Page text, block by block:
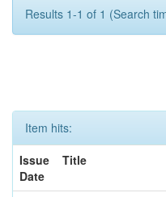
Results 1-1 of 1 (Search
Item hits:
Issue
Date
Title